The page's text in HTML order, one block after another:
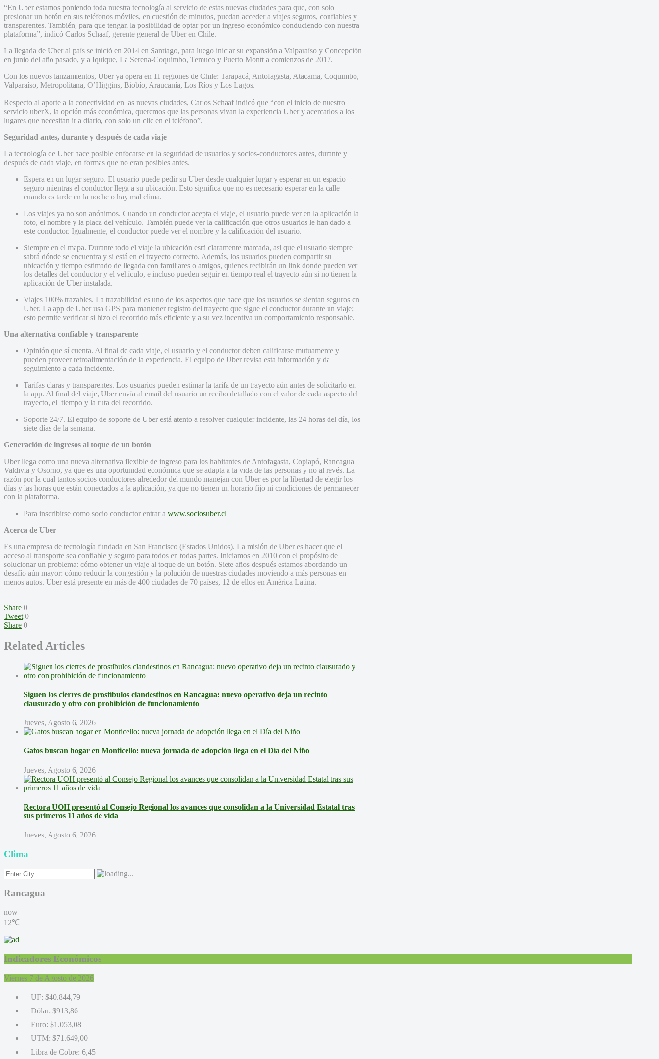
“En Uber estamos poniendo toda nuestra tecnología al servicio de estas nuevas ciudades para que, con solo
presionar un botón en sus teléfonos móviles, en cuestión de minutos, puedan acceder a viajes seguros, confiables y
transparentes. También, para que tengan la posibilidad de optar por un ingreso económico conduciendo con nuestra
plataforma”, indicó Carlos Schaaf, gerente general de Uber en Chile.
La llegada de Uber al país se inició en 2014 en Santiago, para luego iniciar su expansión a Valparaíso y Concepción
en junio del año pasado, y a Iquique, La Serena-Coquimbo, Temuco y Puerto Montt a comienzos de 2017.
Con los nuevos lanzamientos, Uber ya opera en 11 regiones de Chile: Tarapacá, Antofagasta, Atacama, Coquimbo,
Valparaíso, Metropolitana, O’Higgins, Biobío, Araucanía, Los Ríos y Los Lagos.
Respecto al aporte a la conectividad en las nuevas ciudades, Carlos Schaaf indicó que “con el inicio de nuestro
servicio uberX, la opción más económica, queremos que las personas vivan la experiencia Uber y acercarlos a los
lugares que necesitan ir a diario, con solo un clic en el teléfono”.
Seguridad antes, durante y después de cada viaje
La tecnología de Uber hace posible enfocarse en la seguridad de usuarios y socios-conductores antes, durante y
después de cada viaje, en formas que no eran posibles antes.
Espera en un lugar seguro. El usuario puede pedir su Uber desde cualquier lugar y esperar en un espacio
seguro mientras el conductor llega a su ubicación. Esto significa que no es necesario esperar en la calle
cuando es tarde en la noche o hay mal clima.
Los viajes ya no son anónimos. Cuando un conductor acepta el viaje, el usuario puede ver en la aplicación la
foto, el nombre y la placa del vehículo. También puede ver la calificación que otros usuarios le han dado a
este conductor. Igualmente, el conductor puede ver el nombre y la calificación del usuario.
Siempre en el mapa. Durante todo el viaje la ubicación está claramente marcada, así que el usuario siempre
sabrá dónde se encuentra y si está en el trayecto correcto. Además, los usuarios pueden compartir su
ubicación y tiempo estimado de llegada con familiares o amigos, quienes recibirán un link donde pueden ver
los detalles del conductor y el vehículo, e incluso pueden seguir en tiempo real el trayecto aún si no tienen la
aplicación de Uber instalada.
Viajes 100% trazables. La trazabilidad es uno de los aspectos que hace que los usuarios se sientan seguros en
Uber. La app de Uber usa GPS para mantener registro del trayecto que sigue el conductor durante un viaje;
esto permite verificar si hizo el recorrido más eficiente y a su vez incentiva un comportamiento responsable.
Una alternativa confiable y transparente
Opinión que sí cuenta. Al final de cada viaje, el usuario y el conductor deben calificarse mutuamente y
pueden proveer retroalimentación de la experiencia. El equipo de Uber revisa esta información y da
seguimiento a cada incidente.
Tarifas claras y transparentes. Los usuarios pueden estimar la tarifa de un trayecto aún antes de solicitarlo en
la app. Al final del viaje, Uber envía al email del usuario un recibo detallado con el valor de cada aspecto del
trayecto, el tiempo y la ruta del recorrido.
Soporte 24/7. El equipo de soporte de Uber está atento a resolver cualquier incidente, las 24 horas del día, los
siete días de la semana.
Generación de ingresos al toque de un botón
Uber llega como una nueva alternativa flexible de ingreso para los habitantes de Antofagasta, Copiapó, Rancagua,
Valdivia y Osorno, ya que es una oportunidad económica que se adapta a la vida de las personas y no al revés. La
razón por la cual tantos socios conductores alrededor del mundo manejan con Uber es por la libertad de elegir los
días y las horas que están conectados a la aplicación, ya que no tienen un horario fijo ni condiciones de permanecer
con la plataforma.
Para inscribirse como socio conductor entrar a www.sociosuber.cl
Acerca de Uber
Es una empresa de tecnología fundada en San Francisco (Estados Unidos). La misión de Uber es hacer que el
acceso al transporte sea confiable y seguro para todos en todas partes. Iniciamos en 2010 con el propósito de
solucionar un problema: cómo obtener un viaje al toque de un botón. Siete años después estamos abordando un
desafío aún mayor: cómo reducir la congestión y la polución de nuestras ciudades moviendo a más personas en
menos autos. Uber está presente en más de 400 ciudades de 70 países, 12 de ellos en América Latina.
Share 0
Tweet 0
Share 0
Related Articles
Siguen los cierres de prostíbulos clandestinos en Rancagua: nuevo operativo deja un recinto
clausurado y otro con prohibición de funcionamiento
Jueves, Agosto 6, 2026
Gatos buscan hogar en Monticello: nueva jornada de adopción llega en el Día del Niño
Jueves, Agosto 6, 2026
Rectora UOH presentó al Consejo Regional los avances que consolidan a la Universidad Estatal tras
sus primeros 11 años de vida
Jueves, Agosto 6, 2026
Clima
Rancagua
now
12℃
Indicadores Económicos
Viernes 7 de Agosto de 2026
UF: $40.844,79
Dólar: $913,86
Euro: $1.053,08
UTM: $71.649,00
Libra de Cobre: 6,45